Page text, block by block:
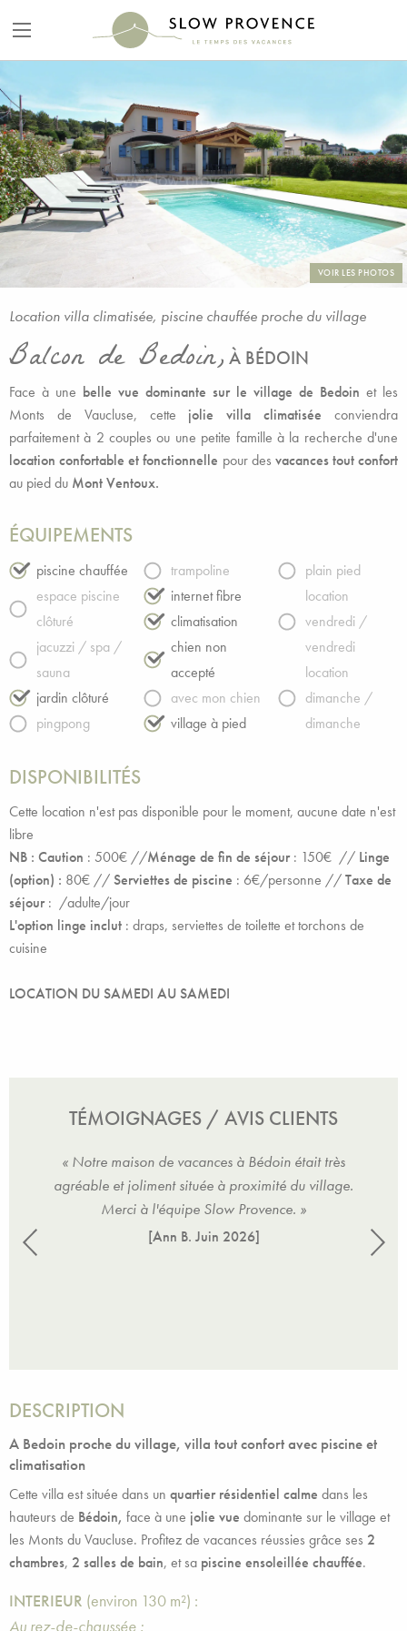
VOIR LES PHOTOS
Location villa climatisée, piscine chauffée proche du village
Balcon de Bedoin, À BÉDOIN
Face à une belle vue dominante sur le village de Bedoin et les
Monts de Vaucluse, cette jolie villa climatisée conviendra
parfaitement à 2 couples ou une petite famille à la recherche d'une
location confortable et fonctionnelle pour des vacances tout confort
au pied du Mont Ventoux.
ÉQUIPEMENTS
piscine chauffée
espace piscine
clôturé
jacuzzi / spa /
sauna
jardin clôturé
pingpong
trampoline
internet fibre
climatisation
chien non
accepté
avec mon chien
village à pied
plain pied
location
vendredi /
vendredi
location
dimanche /
dimanche
DISPONIBILITÉS
Cette location n'est pas disponible pour le moment, aucune date n'est
libre
NB : Caution : 500€ //Ménage de fin de séjour: 150€ // Linge
(option) : 80€ //Serviettes de piscine : 6€/personne //Taxe de
séjour: /adulte/jour
L'option linge inclut : draps, serviettes de toilette et torchons de
cuisine
LOCATION DU SAMEDI AU SAMEDI
TÉMOIGNAGES / AVIS CLIENTS
Une
« Notre maison de vacances à Bédoin était très
agréable et joliment située à proximité du village.
Merci à l'équipe Slow Provence. »
[Ann B. Juin 2026]
DESCRIPTION
A Bedoin proche du village, villa tout confort avec piscine et
climatisation
Cette villa est située dans un quartier résidentiel calme dans les
hauteurs de Bédoin, face à une jolie vue dominante sur le village et
les Monts du Vaucluse. Profitez de vacances réussies grâce ses 2
chambres, 2 salles de bain, et sa piscine ensoleillée chauffée.
INTERIEUR (environ 130 m²) :
Au rez-de-chaussée :